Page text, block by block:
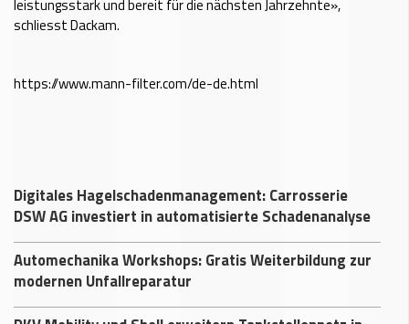
leistungsstark und bereit für die nächsten Jahrzehnte»,
schliesst Dackam.
https://www.mann-filter.com/de-de.html
Digitales Hagelschadenmanagement: Carrosserie
DSW AG investiert in automatisierte Schadenanalyse
Automechanika Workshops: Gratis Weiterbildung zur
modernen Unfallreparatur